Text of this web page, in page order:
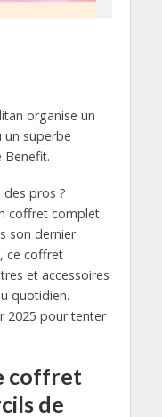
organise un
un superbe
des pros ?
coffret complet
son dernier
ce coffret
et accessoires
quotidien.
2025 pour tenter
coffret
de